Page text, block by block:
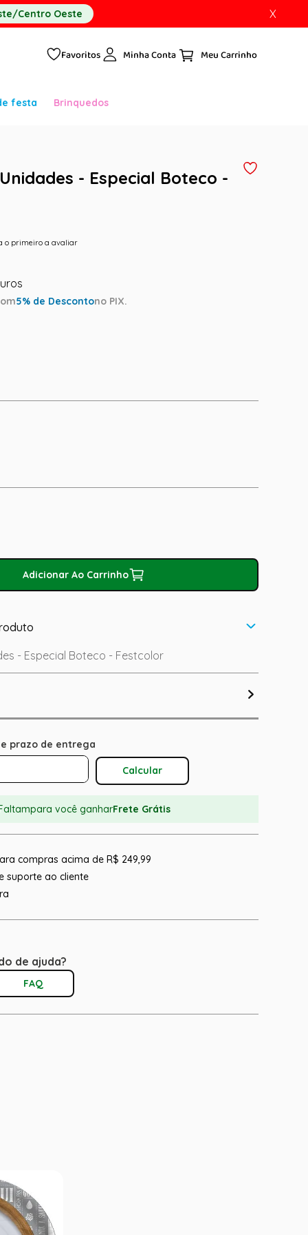
Centro Oeste X
Favoritos Minha Conta
festa Brinquedos
- Especial Boteco -
o primeiro a avaliar
5% de Descontono PIX.
Adicionar Ao Carrinho
- Especial Boteco - Festcolor
Calcular O Frete
para você ganharFrete Grátis
compras acima de R$ 249,99
suporte ao cliente
de ajuda?
FAQ